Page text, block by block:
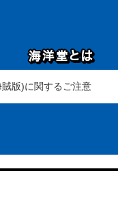
版)に関するご注意